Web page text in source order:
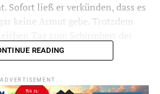
Sofort ließ er verkünden, dass es
keine Armut gebe. Trotzdem
passierte, was passieren
Kühlschränke in Oma
READING
ADVERTISEMENT